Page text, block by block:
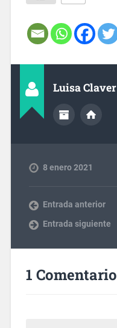
Luisa Claver
8 enero 2021
Entrada anterior
Entrada siguiente
1 Comentario